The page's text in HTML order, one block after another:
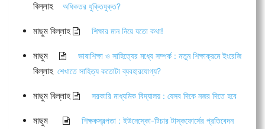
বিল্লাহ
অধিকতর যুক্তিযুক্ত?
মাছুম বিল্লাহ শিক্ষার মান নিয়ে যতো কথা!
মাছুম
বিল্লাহ
ভাষাশিক্ষা ও সাহিত্যের মধ্যে সম্পর্ক : নতুন শিক্ষাক্রমে ইংরেজি
শেখাতে সাহিত্য কতোটা ব্যবহারযোগ্য?
মাছুম বিল্লাহ সরকারি মাধ্যমিক বিদ্যালয় : যেসব দিকে নজর দিতে হবে
মাছুম
শিক্ষকস্বল্পতা : ইউনেস্কো-টিচার টাস্কফোর্সের প্রতিবেদন